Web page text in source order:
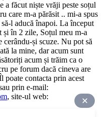
a făcut niște vrăji peste soțul
care m-a părăsit .. mi-a spus
l aducă înapoi. La început
și în 2 zile, Soțul meu m-a
cerându-și scuze. Nu pot să
la mine, dar acum sunt
acum și trăim ca o
pe forum dacă cineva are
poate contacta prin acest
prin e-mail:
, site-ul web: